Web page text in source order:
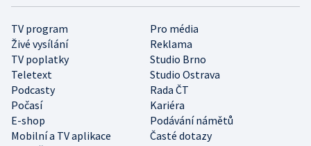
TV program
Pro média
Živé vysílání
Reklama
TV poplatky
Studio Brno
Teletext
Studio Ostrava
Podcasty
Rada ČT
Počasí
Kariéra
E-shop
Podávání námětů
Mobilní a TV aplikace
Časté dotazy